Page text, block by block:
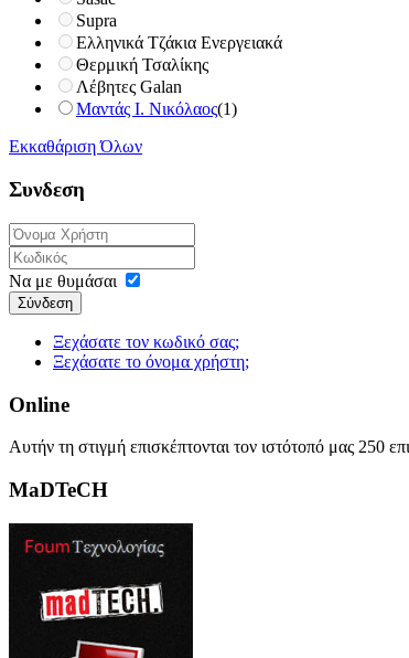
Supra
Ελληνικά Τζάκια Ενεργειακά
Θερμική Τσαλίκης
Λέβητες Galan
Μαντάς Ι. Νικόλαος(1)
Εκκαθάριση Όλων
Συνδεση
Να με θυμάσαι
Σύνδεση
Ξεχάσατε τον κωδικό σας;
Ξεχάσατε το όνομα χρήστη;
Online
Αυτήν τη στιγμή επισκέπτονται τον ιστότοπό μας 250
MaDTeCH